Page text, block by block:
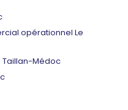
opérationnel Le
Taillan-Médoc